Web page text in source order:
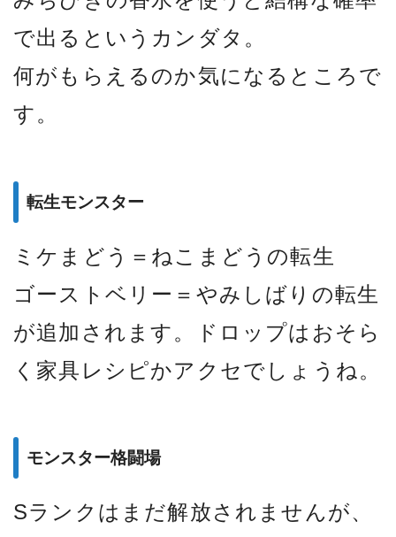
で出るというカンダタ。
何がもらえるのか気になるところで
す。
転生モンスター
ミケまどう＝ねこまどうの転生
ゴーストベリー＝やみしばりの転生
が追加されます。ドロップはおそら
く家具レシピかアクセでしょうね。
モンスター格闘場
Sランクはまだ解放されませんが、